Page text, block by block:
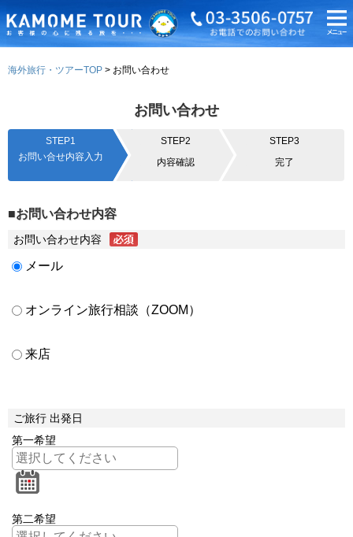
海外旅行・ツアーTOP お問い合わせ
お問い合わせ
STEP1
お問い合せ内容入力
STEP2
内容確認
STEP3
完了
■お問い合わせ内容
お問い合わせ内容
メール
オンライン旅行相談（ZOOM）
来店
ご旅行 出発日
第一希望
第二希望